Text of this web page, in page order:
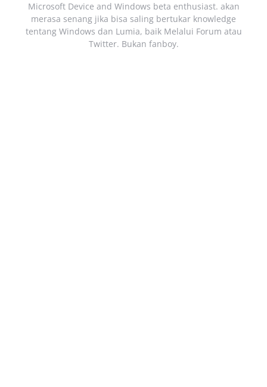
Microsoft Device and Windows beta enthusiast. akan
merasa senang jika bisa saling bertukar knowledge
tentang Windows dan Lumia, baik Melalui Forum atau
Twitter. Bukan fanboy.